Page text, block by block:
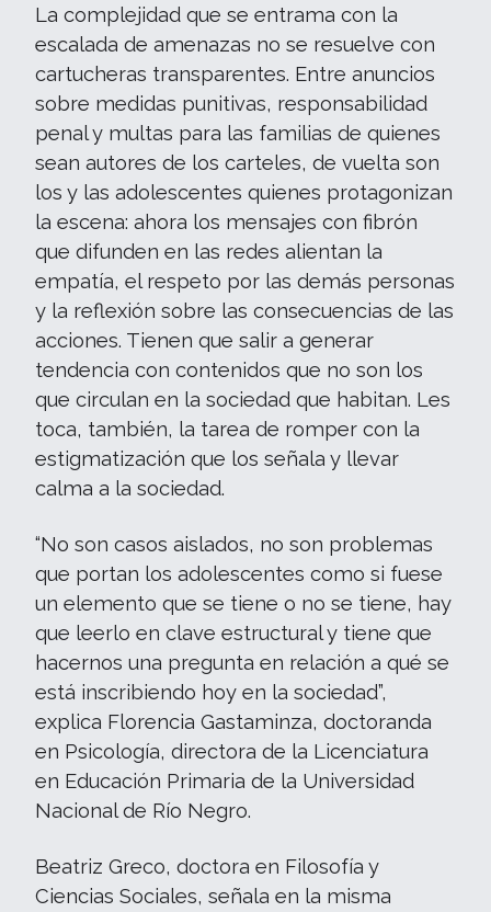
La complejidad que se entrama con la
escalada de amenazas no se resuelve con
cartucheras transparentes. Entre anuncios
sobre medidas punitivas, responsabilidad
penal y multas para las familias de quienes
sean autores de los carteles, de vuelta son
los y las adolescentes quienes protagonizan
la escena: ahora los mensajes con fibrón
que difunden en las redes alientan la
empatía, el respeto por las demás personas
y la reflexión sobre las consecuencias de las
acciones. Tienen que salir a generar
tendencia con contenidos que no son los
que circulan en la sociedad que habitan. Les
toca, también, la tarea de romper con la
estigmatización que los señala y llevar
calma a la sociedad.
“No son casos aislados, no son problemas
que portan los adolescentes como si fuese
un elemento que se tiene o no se tiene, hay
que leerlo en clave estructural y tiene que
hacernos una pregunta en relación a qué se
está inscribiendo hoy en la sociedad”,
explica Florencia Gastaminza, doctoranda
en Psicología, directora de la Licenciatura
en Educación Primaria de la Universidad
Nacional de Río Negro.
Beatriz Greco, doctora en Filosofía y
Ciencias Sociales, señala en la misma